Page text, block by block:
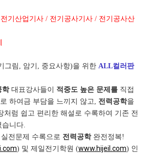
기산업기사 / 전기공사기사 / 전기공사산
림, 암기, 중요사항)을 위한 ALL컬러판
학 대표강사들이 적중도 높은 문제를 직접
하여금 부담을 느끼지 않고, 전력공학을
처럼 쉽고 편리한 해설로 수록하여 기존 전
니다.
전문제 수록으로 전력공학완전정복!
) 및 제일전기학원 (www.hijeil.com) 인